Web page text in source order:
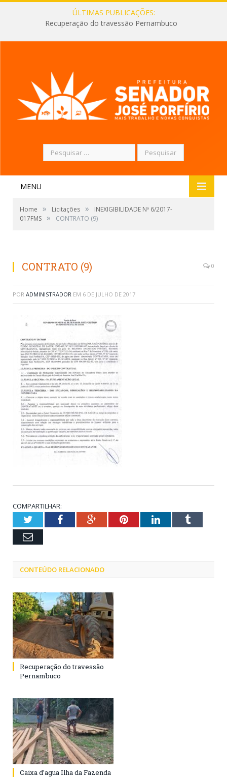
ÚLTIMAS PUBLICAÇÕES:
Recuperação do travessão Pernambuco
Pesquisar
por:
MENU
Home » Licitações »
INEXIGIBILIDADE Nº 6/2017-
017FMS » CONTRATO (9)
CONTRATO (9) 0
POR ADMINISTRADOR EM 6 DE JULHO DE 2017
COMPARTILHAR:
TwitterFacebookGoogle+PinterestLinkedInTumblr
Email
CONTEÚDO RELACIONADO
Recuperação do travessão
Pernambuco
Caixa d’agua Ilha da Fazenda